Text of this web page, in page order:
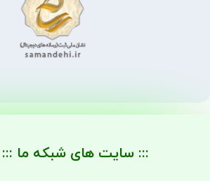
::: سایت های شبکه ما :::